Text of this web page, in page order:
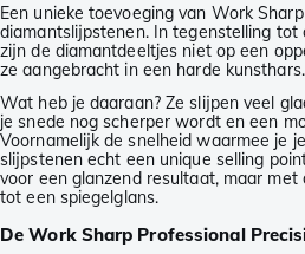
Een unieke toevoeging van Work
diamantslijpstenen. In tegenstelling
zijn de diamantdeeltjes niet op een
ze aangebracht in een harde kunsthars.
Wat heb je daaraan? Ze slijpen veel
je snede nog scherper wordt en een
Voornamelijk de snelheid waarmee je
slijpstenen echt een unique selling
voor een glanzend resultaat, maar
tot een spiegelglans.
De Work Sharp Professional